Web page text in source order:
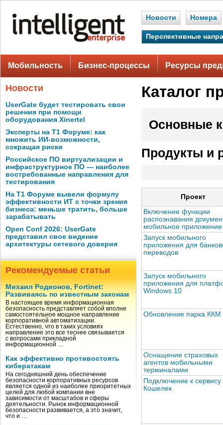
Новости Номера
Перспективные
Мобильность Бизнес-процессы Ресурсы
Новости
UserGate будет тестировать свои
решения при помощи
оборудования Xinertel
Эксперты на Т1 Форуме: как
множить ИИ-возможности,
сокращая риски
Российское ПО виртуализации и
инфраструктурное ПО — наиболее
востребованные направления для
тестирования
На Т1 Форуме вывели формулу
эффективности ИТ с точки зрения
бизнеса: меньше тратить, больше
зарабатывать
Open Conf 2026: UserGate
представил свое видение
архитектуры сетевого доверия
Рекомендуемые статьи
Михаил Родионов, Fortinet:
Развиваясь по известным законам
В настоящее время информационная
безопасность представляет собой вполне
самостоятельное мощное направление
корпоративной автоматизации.
Естественно, что в таких условиях
направление это все теснее связывается
с вопросами прикладной
информационной …
Как эффективно противостоять
кибератакам
На сегодняшний день обеспечение
безопасности корпоративных ресурсов
является одной из наиболее приоритетных
целей для любой компании вне
зависимости от масштабов и сферы
деятельности. Рынок информационной
безопасности развивается, а это значит,
что и …
Каталог
Основные
Продукты и
Проект
Включение функции
распознавания
мобильное приложение
Запуск мобильного
приложения для
переводов
Запуск мобильного
приложения для
Windows 10
Обновление парка ККМ
Оснащение страховых
агентов мобильными
терминалами
Подключение к сервису
Кошелек